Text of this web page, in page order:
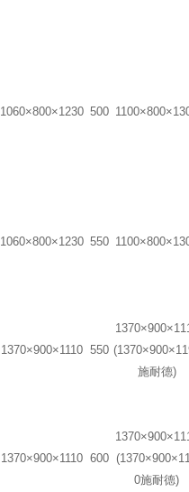
1060×800×1230 500
1060×800×1230 550
1370×900×1110 550
施耐德)
1370×900×1110 600
0施耐德)